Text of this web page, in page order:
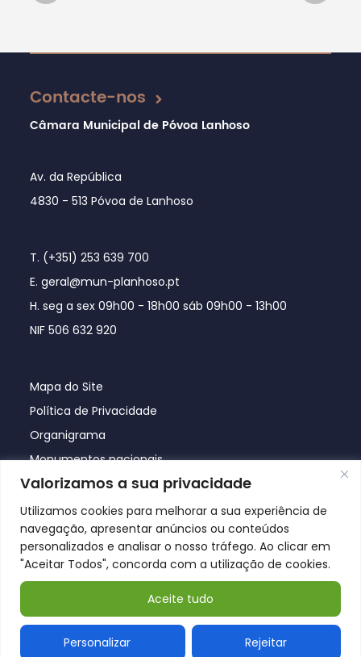
Valorizamos a sua privacidade
Utilizamos cookies para melhorar a sua experiência de
navegação, apresentar anúncios ou conteúdos
personalizados e analisar o nosso tráfego. Ao clicar em
"Aceitar Todos", concorda com a utilização de cookies.
Personalizar Rejeitar
Aceite tudo
Atualizado em 13/04/2018
Contacte-nos
Câmara Municipal de Póvoa Lanhoso
Av. da República
4830 - 513 Póvoa de Lanhoso
T. (+351) 253 639 700
E. geral@mun-planhoso.pt
H. seg a sex 09h00 - 18h00 sáb 09h00 - 13h00
NIF 506 632 920
Mapa do Site
Política de Privacidade
Organigrama
Monumentos nacionais
© Póvoa de Lanhoso 2026